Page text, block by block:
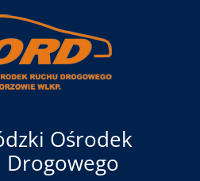
Ośrodek
Drogowego